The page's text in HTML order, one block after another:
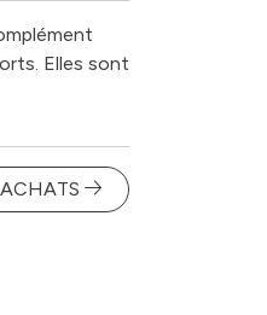
Elles sont